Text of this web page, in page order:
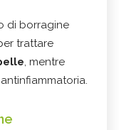
di borragine
trattare
, mentre